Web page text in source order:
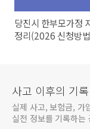
당진시 한부모가정
정리(2026 신청방
사고 이후의 기록
실제 사고, 보험금, 가
실전 정보를 기록하는